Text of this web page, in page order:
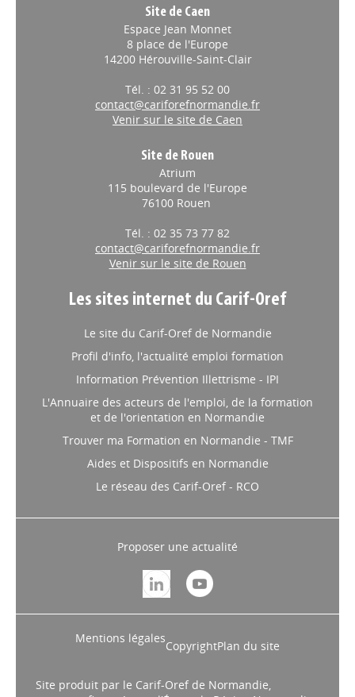
Site de Caen
Espace Jean Monnet
8 place de l'Europe
14200 Hérouville-Saint-Clair
Tél. : 02 31 95 52 00
contact@cariforefnormandie.fr
Venir sur le site de Caen
Site de Rouen
Atrium
115 boulevard de l'Europe
76100 Rouen
Tél. : 02 35 73 77 82
contact@cariforefnormandie.fr
Venir sur le site de Rouen
Les sites internet du Carif-Oref
Le site du Carif-Oref de Normandie
Profil d'info, l'actualité emploi formation
Information Prévention Illettrisme - IPI
L'Annuaire des acteurs de l'emploi, de la formation
et de l'orientation en Normandie
Trouver ma Formation en Normandie - TMF
Aides et Dispositifs en Normandie
Le réseau des Carif-Oref - RCO
Proposer une actualité
Mentions légales
CopyrightPlan du site
Site produit par le Carif-Oref de Normandie,